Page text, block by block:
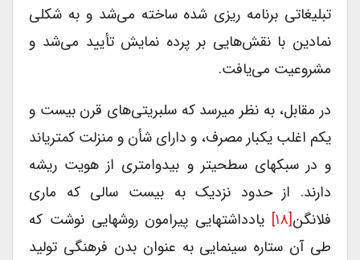
تبلیغاتی برنامه ریزی شده ساخته می‌شد و به شکلی
نمادین با نقش‌هایی بر پرده نمایش تأیید می‌شد و
مشروعیت می‌یافت.
در مقابل، به نظر میرسد که سلبریتی‌های قرن بیست و
یکم اغلب یکبار مصرف، و دارای شأن و منزلت کمتریاند
و در سبکهای سطحیتر و بیدوامتری از هویت ریشه
دارند. از حدود نزدیک به بیست سالی که ماری
فلانگن[۱۸]
یادداشتهایی پیرامون روشهایی نوشت که
طی آن ستاره سینمایی به عنوان بدن فرهنگی تولید